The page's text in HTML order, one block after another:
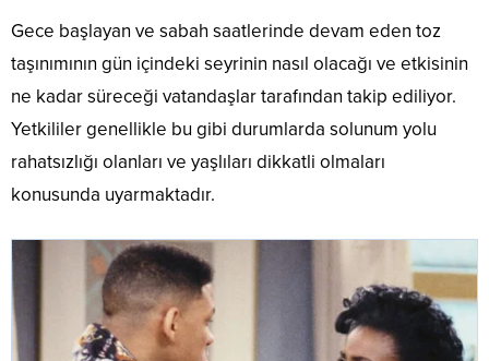
Gece başlayan ve sabah saatlerinde devam eden toz
taşınımının gün içindeki seyrinin nasıl olacağı ve etkisinin
ne kadar süreceği vatandaşlar tarafından takip ediliyor.
Yetkililer genellikle bu gibi durumlarda solunum yolu
rahatsızlığı olanları ve yaşlıları dikkatli olmaları
konusunda uyarmaktadır.